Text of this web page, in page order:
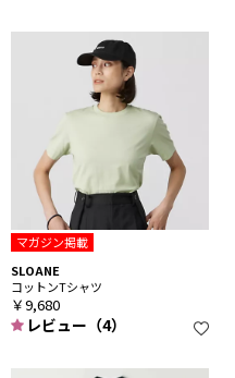
マガジン掲載
SLOANE
コットンTシャツ
￥9,680
レビュー（4）